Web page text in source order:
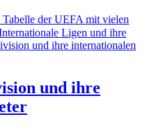
der UEFA mit vielen
Ligen und ihre
und ihre internationalen
und ihre